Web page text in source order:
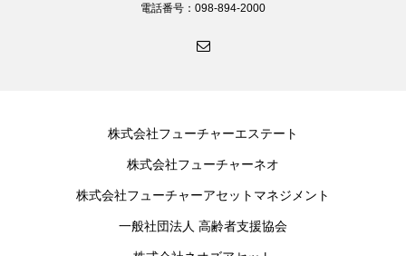
電話番号：098-894-2000
株式会社フューチャーエステート
株式会社フューチャーネオ
株式会社フューチャーアセットマネジメント
一般社団法人 高齢者支援協会